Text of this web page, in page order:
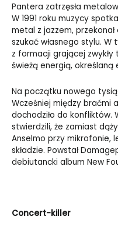
Pantera zatrzęsła
W 1991 roku muzycy
metal z jazzem,
szukać własnego stylu. W
z formacji grającej
świeżą energią, określaną
Na początku nowego
Wcześniej między braćmi
dochodziło do konfliktów.
stwierdzili, że zamiast
Anselmo przy mikrofonie,
składzie. Powstał
debiutancki album New
Concert-killer